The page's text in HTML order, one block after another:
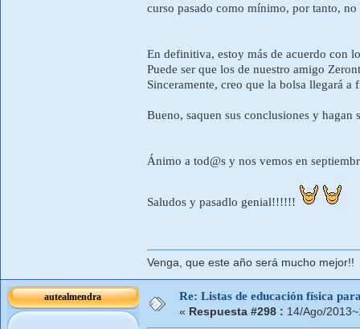
curso pasado como mínimo, por tanto, no
En definitiva, estoy más de acuerdo con
Puede ser que los de nuestro amigo
Sinceramente, creo que la bolsa llegará
Bueno, saquen sus conclusiones y
Ánimo a tod@s y nos vemos en
Saludos y pasadlo genial!!!!!!
Venga, que este año será mucho mejor!!
autealmendra Re: Listas de educación física
« Respuesta #298 : 14/Ago/